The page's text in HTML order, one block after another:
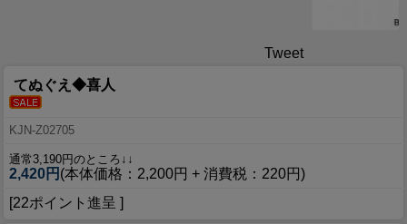
Tweet
てぬぐえ◆喜人
KJN-Z02705
通常3,190円のところ↓↓
2,420円 (本体価格：2,200円 + 消費税：220円)
[22ポイント進呈 ]